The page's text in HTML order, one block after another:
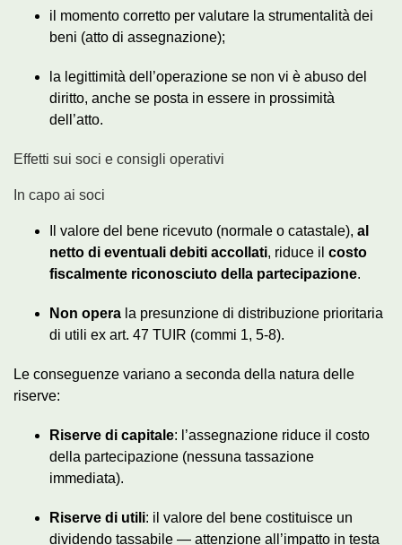
il momento corretto per valutare la strumentalità dei
beni (atto di assegnazione);
la legittimità dell’operazione se non vi è abuso del
diritto, anche se posta in essere in prossimità
dell’atto.
Effetti sui soci e consigli operativi
In capo ai soci
Il valore del bene ricevuto (normale o catastale), al
netto di eventuali debiti accollati, riduce il costo
fiscalmente riconosciuto della partecipazione.
Non opera la presunzione di distribuzione prioritaria
di utili ex art. 47 TUIR (commi 1, 5‑8).
Le conseguenze variano a seconda della natura delle
riserve:
Riserve di capitale: l’assegnazione riduce il costo
della partecipazione (nessuna tassazione
immediata).
Riserve di utili: il valore del bene costituisce un
dividendo tassabile — attenzione all’impatto in testa